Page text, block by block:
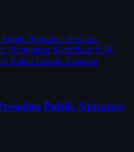
Nuisance Pertama
Menunggu Klarifikasi OJK
Kalah Lawan Amazon
Public Nuisance